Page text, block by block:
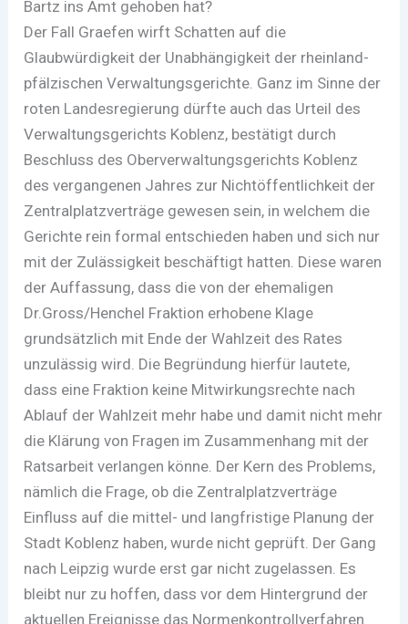
Bartz ins Amt gehoben hat?
Der Fall Graefen wirft Schatten auf die
Glaubwürdigkeit der Unabhängigkeit der rheinland-
pfälzischen Verwaltungsgerichte. Ganz im Sinne der
roten Landesregierung dürfte auch das Urteil des
Verwaltungsgerichts Koblenz, bestätigt durch
Beschluss des Oberverwaltungsgerichts Koblenz
des vergangenen Jahres zur Nichtöffentlichkeit der
Zentralplatzverträge gewesen sein, in welchem die
Gerichte rein formal entschieden haben und sich nur
mit der Zulässigkeit beschäftigt hatten. Diese waren
der Auffassung, dass die von der ehemaligen
Dr.Gross/Henchel Fraktion erhobene Klage
grundsätzlich mit Ende der Wahlzeit des Rates
unzulässig wird. Die Begründung hierfür lautete,
dass eine Fraktion keine Mitwirkungsrechte nach
Ablauf der Wahlzeit mehr habe und damit nicht mehr
die Klärung von Fragen im Zusammenhang mit der
Ratsarbeit verlangen könne. Der Kern des Problems,
nämlich die Frage, ob die Zentralplatzverträge
Einfluss auf die mittel- und langfristige Planung der
Stadt Koblenz haben, wurde nicht geprüft. Der Gang
nach Leipzig wurde erst gar nicht zugelassen. Es
bleibt nur zu hoffen, dass vor dem Hintergrund der
aktuellen Ereignisse das Normenkontrollverfahren